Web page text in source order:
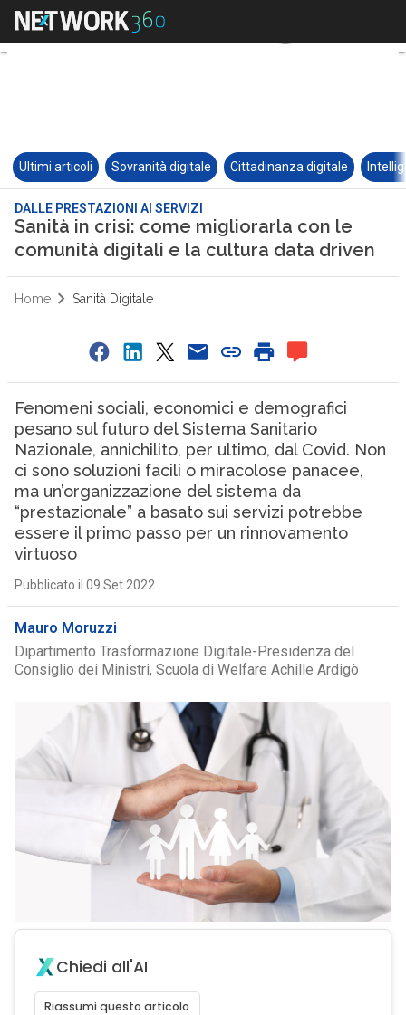
Ultimi articoli Sovranità digitale Cittadinanza digitale
DALLE PRESTAZIONI AI SERVIZI
Sanità in crisi: come migliorarla con le
comunità digitali e la cultura data driven
Home Sanità Digitale
Fenomeni sociali, economici e demografici
pesano sul futuro del Sistema Sanitario
Nazionale, annichilito, per ultimo, dal Covid. Non
ci sono soluzioni facili o miracolose panacee,
ma un’organizzazione del sistema da
“prestazionale” a basato sui servizi potrebbe
essere il primo passo per un rinnovamento
virtuoso
Pubblicato il 09 Set 2022
Mauro Moruzzi
Dipartimento Trasformazione Digitale-Presidenza del
Consiglio dei Ministri, Scuola di Welfare Achille Ardigò
Chiedi all'AI
Riassumi questo articolo